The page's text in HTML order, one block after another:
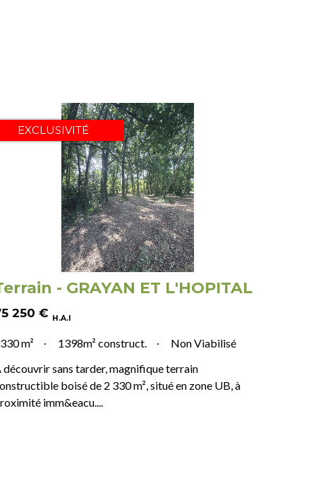
EXCLUSIVITÉ
- GRAYAN ET L'HOPITAL
250 € H.A.I
m² 1398m² construct.
Non Viabilisé
découvrir sans tarder, magnifique terrain
boisé de 2 330 m², situé en zone UB, à
imm&eacu....